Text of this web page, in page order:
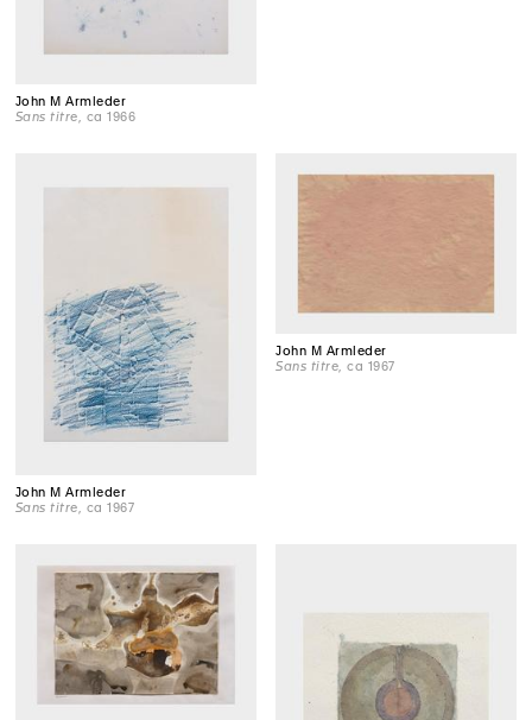
John M Armleder
Sans titre , ca 1966
John M Armleder
Sans titre , ca 1967
John M Armleder
Sans titre , ca 1967